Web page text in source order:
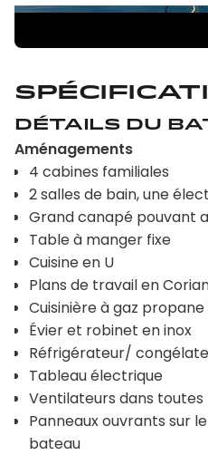
Détails du
Aménagements
4 cabines familiales
2 salles de bain, une
Grand canapé pouvant
Table à manger fixe
Cuisine en U
Plans de travail en
Cuisinière à gaz
Évier et robinet en inox
Réfrigérateur/
Tableau électrique
Ventilateurs dans toutes
Panneaux ouvrants sur
bateau